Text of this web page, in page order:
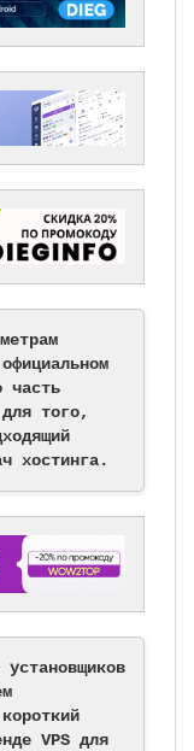
часть
того,
хостинга.
VPS для